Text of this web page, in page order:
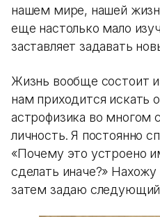
нашем мире, нашей
еще настолько мало
заставляет задавать
Жизнь вообще состоит
нам приходится искать
астрофизика во многом
личность. Я постоянно
«Почему это устроено
сделать иначе?»
затем задаю